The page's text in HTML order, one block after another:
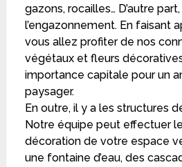
gazons, rocailles… D’autre
l’engazonnement. En faisant
vous allez profiter de nos
végétaux et fleurs
importance capitale pour un
paysager.
En outre, il y a les structures
Notre équipe peut effectuer
décoration de votre espace
une fontaine d’eau, des